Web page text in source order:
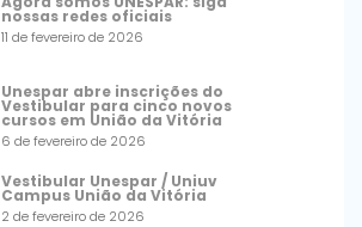
nossas redes oficiais
11 de fevereiro de 2026
Unespar abre inscrições do
Vestibular para cinco novos
cursos em União da Vitória
6 de fevereiro de 2026
Vestibular Unespar / Uniuv
Campus União da Vitória
2 de fevereiro de 2026